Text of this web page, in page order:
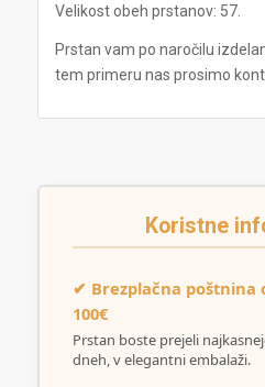
Velikost obeh prstanov: 57.
Prstan vam po naročilu
tem primeru nas prosimo
Koristne
✔ Brezplačna poštnina
100€
Prstan boste prejeli
dneh, v elegantni embalaži.